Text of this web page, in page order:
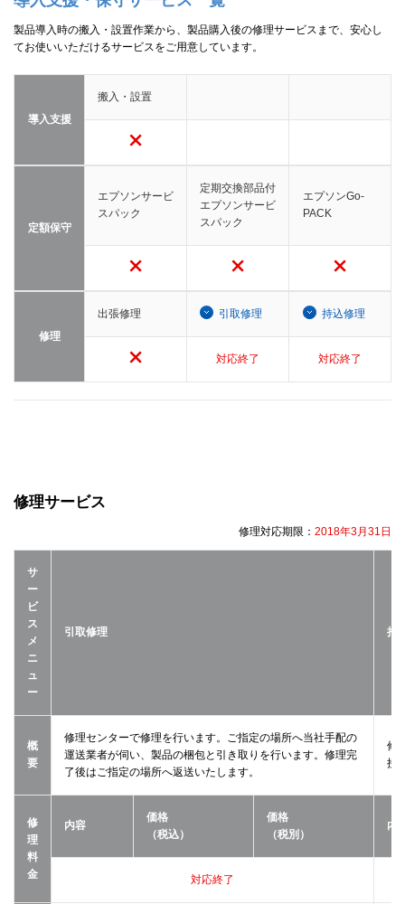
製品導入時の搬入・設置作業から、製品購入後の修理サービスまで、安心し
てお使いいただけるサービスをご用意しています。
導入支援
搬入・設置
定額保守
エプソンサービ
スパック
定期交換部品付
エプソンサービ
スパック
エプソンGo-
PACK
修理
出張修理 引取修理 持込修理
対応終了 対応終了
修理サービス
修理対応期限： 2018年3月31日
サ
ー
ビ
ス
メ
ニ
ュ
ー
引取修理 持
概
要
修理センターで修理を行います。ご指定の場所へ当社手配の
運送業者が伺い、製品の梱包と引き取りを行います。修理完
了後はご指定の場所へ返送いたします。
修
接
修
理
料
金
内容
価格
（税込）
価格
（税別）
内
対応終了